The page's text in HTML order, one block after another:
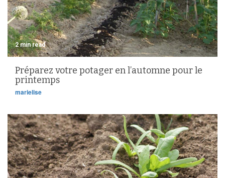
2 min read
Préparez votre potager en l’automne pour le
printemps
marielise